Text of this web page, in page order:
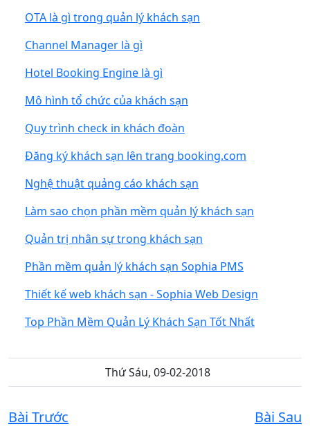
OTA là gì trong quản lý khách sạn
Channel Manager là gì
Hotel Booking Engine là gì
Mô hình tổ chức của khách sạn
Quy trình check in khách đoàn
Đăng ký khách sạn lên trang booking.com
Nghệ thuật quảng cáo khách sạn
Làm sao chọn phần mềm quản lý khách sạn
Quản trị nhân sự trong khách sạn
Phần mềm quản lý khách sạn Sophia PMS
Thiết kế web khách sạn - Sophia Web Design
Top Phần Mềm Quản Lý Khách Sạn Tốt Nhất
Thứ Sáu, 09-02-2018
Bài Trước Bài Sau